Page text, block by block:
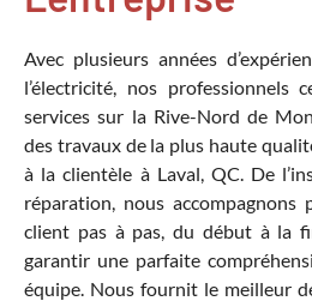
Avec plusieurs années
l’électricité, nos professionnels
services sur la Rive-Nord de
des travaux de la plus haute
à la clientèle à Laval, QC. De
réparation, nous accompagnons
client pas à pas, du début à la
garantir une parfaite
équipe. Nous fournit le meilleur